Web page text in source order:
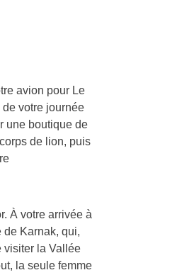
avion pour Le
votre journée
une boutique de
de lion, puis
À votre arrivée à
de Karnak, qui,
visiter la Vallée
la seule femme